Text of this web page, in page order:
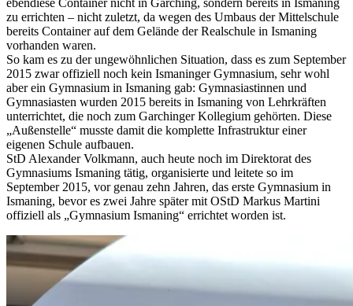
zu errichten – nicht zuletzt, da wegen des Umbaus der Mittelschule
bereits Container auf dem Gelände der Realschule in Ismaning
vorhanden waren.
So kam es zu der ungewöhnlichen Situation, dass es zum September
2015 zwar offiziell noch kein Ismaninger Gymnasium, sehr wohl
aber ein Gymnasium in Ismaning gab: Gymnasiastinnen und
Gymnasiasten wurden 2015 bereits in Ismaning von Lehrkräften
unterrichtet, die noch zum Garchinger Kollegium gehörten. Diese
„Außenstelle“ musste damit die komplette Infrastruktur einer
eigenen Schule aufbauen.
StD Alexander Volkmann, auch heute noch im Direktorat des
Gymnasiums Ismaning tätig, organisierte und leitete so im
September 2015, vor genau zehn Jahren, das erste Gymnasium in
Ismaning, bevor es zwei Jahre später mit OStD Markus Martini
offiziell als „Gymnasium Ismaning“ errichtet worden ist.